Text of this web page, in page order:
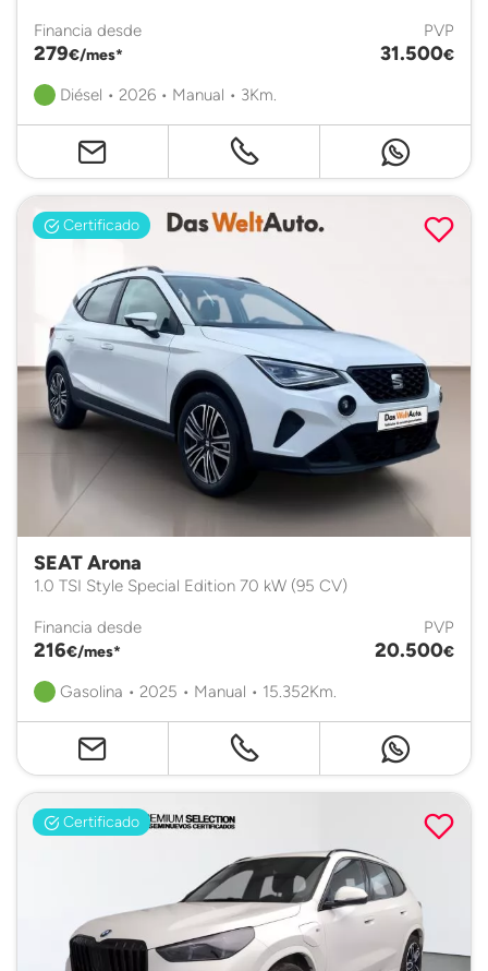
Financia desde
279€/mes*
PVP
31.500€
Diésel • 2026 • Manual • 3Km.
Certificado
SEAT Arona
1.0 TSI Style Special Edition 70 kW (95 CV)
Financia desde
216€/mes*
PVP
20.500€
Gasolina • 2025 • Manual • 15.352Km.
Certificado